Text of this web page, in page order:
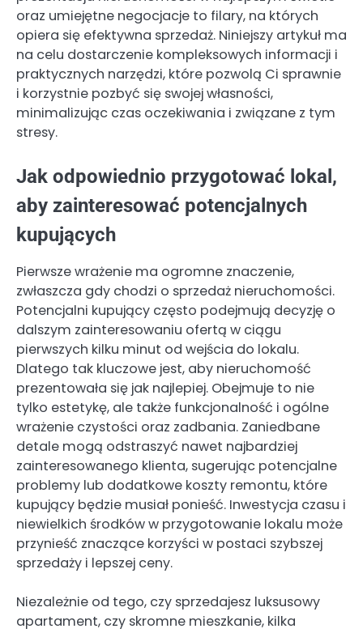
oraz umiejętne negocjacje to filary, na których
opiera się efektywna sprzedaż. Niniejszy artykuł ma
na celu dostarczenie kompleksowych informacji i
praktycznych narzędzi, które pozwolą Ci sprawnie
i korzystnie pozbyć się swojej własności,
minimalizując czas oczekiwania i związane z tym
stresy.
Jak odpowiednio przygotować lokal,
aby zainteresować potencjalnych
kupujących
Pierwsze wrażenie ma ogromne znaczenie,
zwłaszcza gdy chodzi o sprzedaż nieruchomości.
Potencjalni kupujący często podejmują decyzję o
dalszym zainteresowaniu ofertą w ciągu
pierwszych kilku minut od wejścia do lokalu.
Dlatego tak kluczowe jest, aby nieruchomość
prezentowała się jak najlepiej. Obejmuje to nie
tylko estetykę, ale także funkcjonalność i ogólne
wrażenie czystości oraz zadbania. Zaniedbane
detale mogą odstraszyć nawet najbardziej
zainteresowanego klienta, sugerując potencjalne
problemy lub dodatkowe koszty remontu, które
kupujący będzie musiał ponieść. Inwestycja czasu i
niewielkich środków w przygotowanie lokalu może
przynieść znaczące korzyści w postaci szybszej
sprzedaży i lepszej ceny.
Niezależnie od tego, czy sprzedajesz luksusowy
apartament, czy skromne mieszkanie, kilka